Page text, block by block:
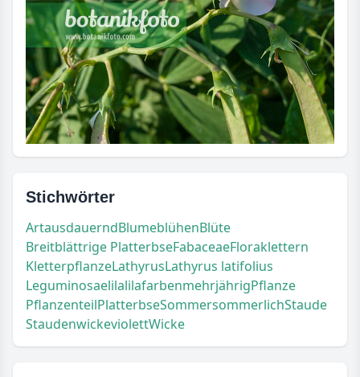
Stichwörter
ArtausdauerndBlumeblühenBlüte
Breitblättrige PlatterbseFabaceaeFloraklettern
KletterpflanzeLathyrusLathyrus latifolius
LeguminosaelilalilafarbenmehrjährigPflanze
PflanzenteilPlatterbseSommersommerlichStaude
StaudenwickeviolettWicke